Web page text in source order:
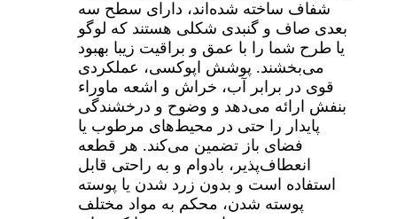
شفاف ساخته شده‌اند، دارای سطح سه
بعدی صاف و گنبدی شکلی هستند که لوگو
یا طرح شما را با عمق و براقیت زیبا بهبود
می‌بخشند. پوشش اپوکسی، عملکردی
قوی در برابر آب، خراش و اشعه ماوراء
بنفش ارائه می‌دهد و وضوح و درخشندگی
پایدار را حتی در محیط‌های مرطوب یا
فضای باز تضمین می‌کند. هر قطعه
انعطاف‌پذیر، بادوام و به راحتی قابل
استفاده است و بدون زرد شدن یا پوسته
پوسته شدن، محکم به مواد مختلف